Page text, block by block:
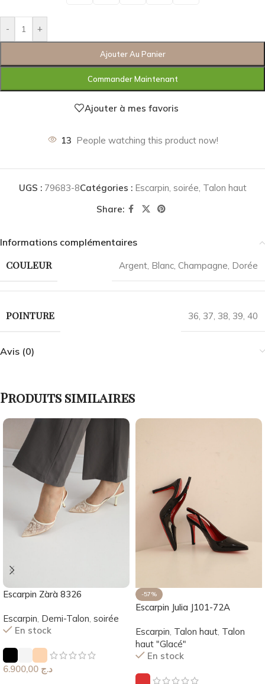
- +
Ajouter Au Panier
Commander Maintenant
Ajouter à mes favoris
13 People watching this product now!
UGS : 79683-8Catégories : Escarpin, soirée, Talon haut
Share:
Informations complémentaires
COULEUR Argent, Blanc, Champagne, Dorée
POINTURE 36, 37, 38, 39, 40
Avis (0)
Produits similaires
Escarpin Zàrà 8326
Escarpin Demi-Talon soirée
En stock
د.ج
-57%
Escarpin Julia J101-72A
Escarpin Talon haut Talon
haut "Glacé"
En stock